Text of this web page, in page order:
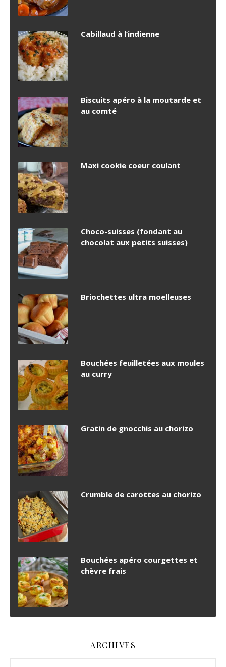
Cabillaud à l’indienne
Biscuits apéro à la moutarde et
au comté
Maxi cookie coeur coulant
Choco-suisses (fondant au
chocolat aux petits suisses)
Briochettes ultra moelleuses
Bouchées feuilletées aux moules
au curry
Gratin de gnocchis au chorizo
Crumble de carottes au chorizo
Bouchées apéro courgettes et
chèvre frais
ARCHIVES